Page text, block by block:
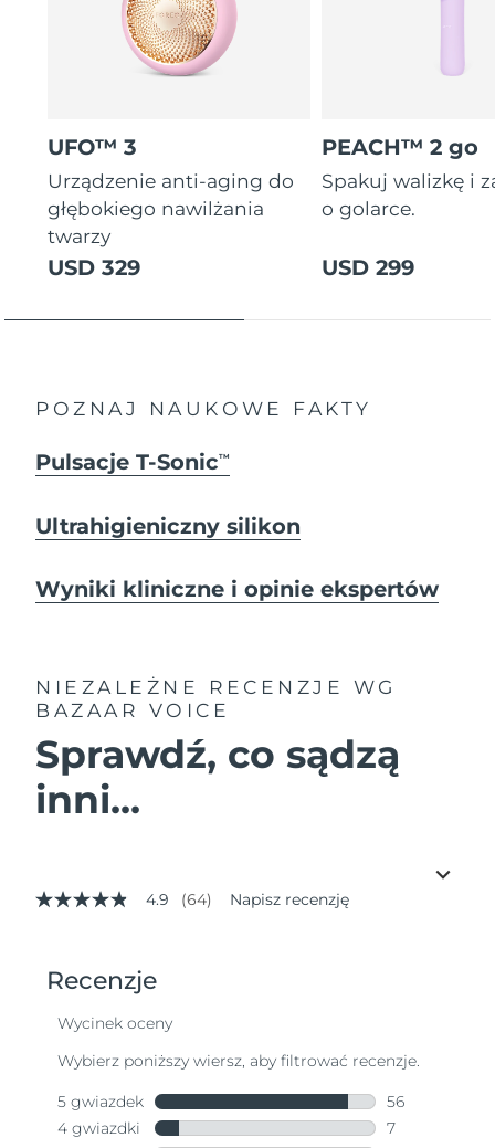
UFO™ 3
Urządzenie anti-aging do
głębokiego nawilżania
twarzy
USD 329
PEACH™ 2 go
Spakuj walizkę i
o golarce.
USD 299
POZNAJ NAUKOWE FAKTY
Pulsacje T-SonicTM
Ultrahigieniczny silikon
Wyniki kliniczne i opinie ekspertów
NIEZALEŻNE RECENZJE
WG
BAZAAR VOICE
Sprawdź, co sądzą
inni...
4.9
średnia
wartość
Read
Reviews.
samej
4.9 (64) Napisz recenzję